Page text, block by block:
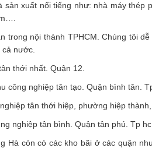
xuất nổi tiếng như: nhà máy thép
trong nội thành TPHCM. Chúng tôi
nước.
thới nhất. Quận 12.
công nghiệp tân tạo. Quận bình tân.
tân thới hiệp, phường hiệp thành,
nghiệp tân bình. Quận tân phú. Tp
Hà còn có các kho bãi ở các quận